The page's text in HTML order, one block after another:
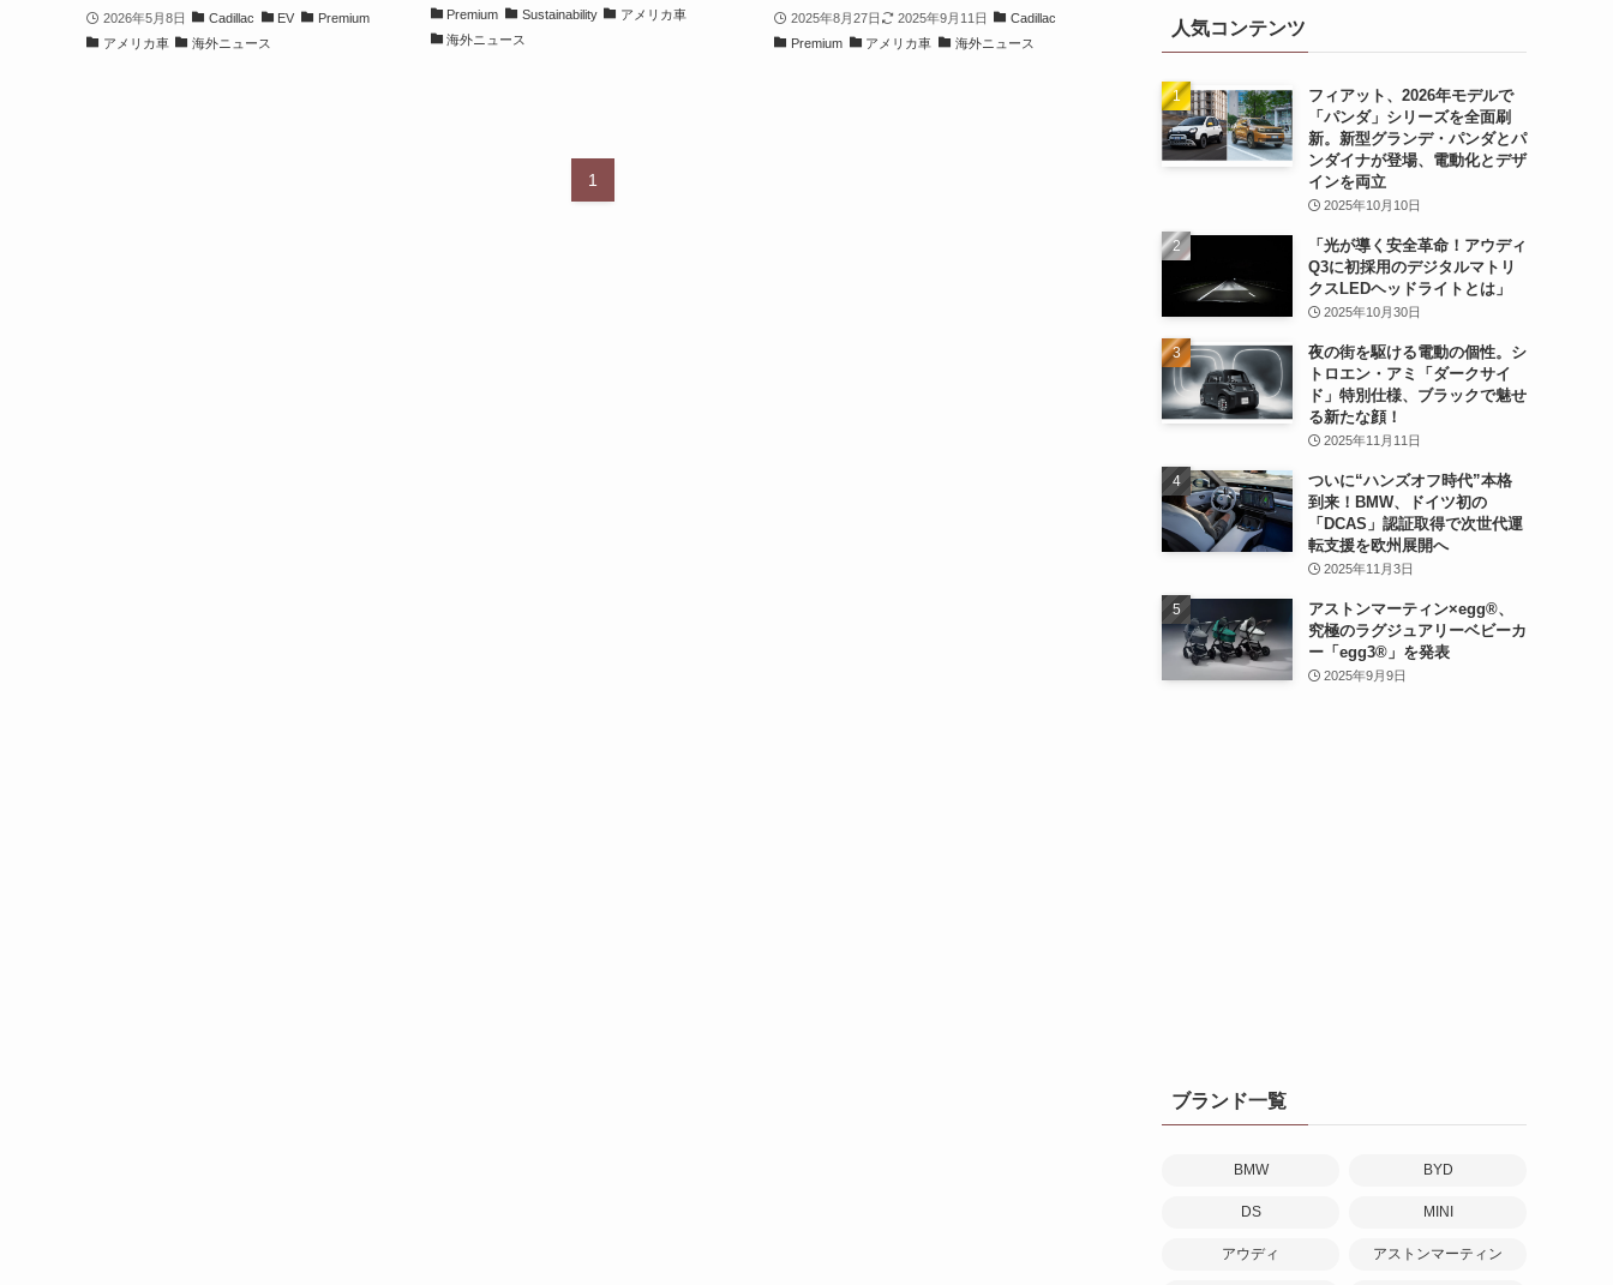
2026年5月8日 Cadillac EV
Premium
アメリカ車
海外ニュース
Premium
Sustainability
アメリカ車
海外ニュース
2025年8月27日 2025年9月11日
Cadillac
Premium
アメリカ車 海外ニュース
1
人気コンテンツ
フィアット、2026年モデルで
「パンダ」シリーズを全面刷
新。新型グランデ・パンダとパ
ンダイナが登場、電動化とデザ
インを両立
2025年10月10日
「光が導く安全革命！アウディ
Q3に初採用のデジタルマトリ
クスLEDヘッドライトとは」
2025年10月30日
夜の街を駆ける電動の個性。シ
トロエン・アミ「ダークサイ
ド」特別仕様、ブラックで魅せ
る新たな顔！
2025年11月11日
ついに“ハンズオフ時代”本格
到来！BMW、ドイツ初の
「DCAS」認証取得で次世代運
転支援を欧州展開へ
2025年11月3日
アストンマーティン×egg®、
究極のラグジュアリーベビーカ
ー「egg3®」を発表
2025年9月9日
ブランド一覧
BMW BYD
DS MINI
アウディ アストンマーティン